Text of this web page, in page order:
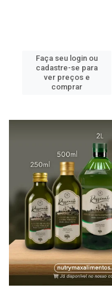
Faça seu login ou
cadastre-se para
ver preços e
comprar